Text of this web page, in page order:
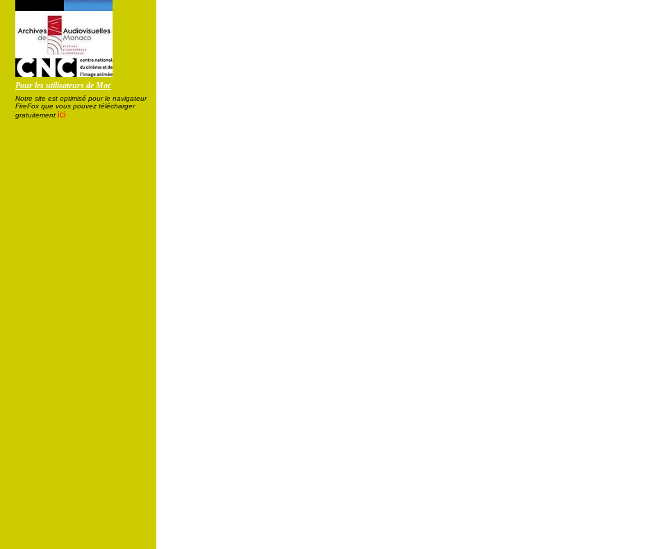
Pour les utilisateurs de Mac
Notre site est optimisé pour le navigateur
FireFox que vous pouvez télécharger
gratuitement ici